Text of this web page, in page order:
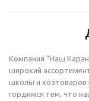
Компания "Наш
широкий
школы и хозтоваров
гордимся тем, что